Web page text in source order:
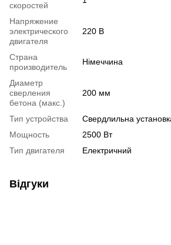
скоростей
Напряжение
электрического
двигателя
220 В
Страна
производитель
Німеччина
Диаметр
сверления
бетона (макс.)
200 мм
Тип устройства
Свердлильна
Мощность
2500 Вт
Тип двигателя
Електричний
Відгуки